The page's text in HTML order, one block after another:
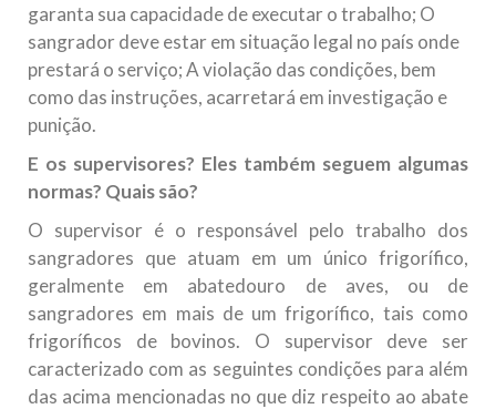
garanta sua capacidade de executar o trabalho; O
sangrador deve estar em situação legal no país onde
prestará o serviço; A violação das condições, bem
como das instruções, acarretará em investigação e
punição.
E os supervisores? Eles também seguem algumas
normas? Quais são?
O supervisor é o responsável pelo trabalho dos
sangradores que atuam em um único frigorífico,
geralmente em abatedouro de aves, ou de
sangradores em mais de um frigorífico, tais como
frigoríficos de bovinos. O supervisor deve ser
caracterizado com as seguintes condições para além
das acima mencionadas no que diz respeito ao abate